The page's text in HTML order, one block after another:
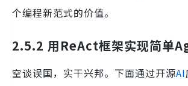
个编程新范式的价值。
2.5.2 用ReAct框架实现简单
空谈误国，实干兴邦。下面通过开源AI